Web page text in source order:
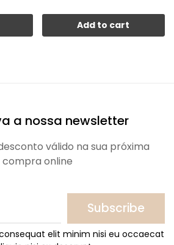
Add to cart
a nossa newsletter
válido na sua próxima
compra online
Subscribe
elit minim nisi eu occaecat